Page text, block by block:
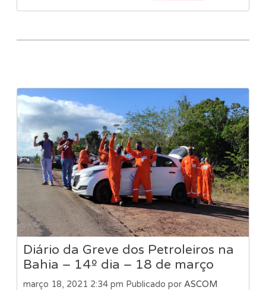
Diário da Greve dos Petroleiros na
Bahia – 14º dia – 18 de março
março 18, 2021 2:34 pm Publicado por ASCOM